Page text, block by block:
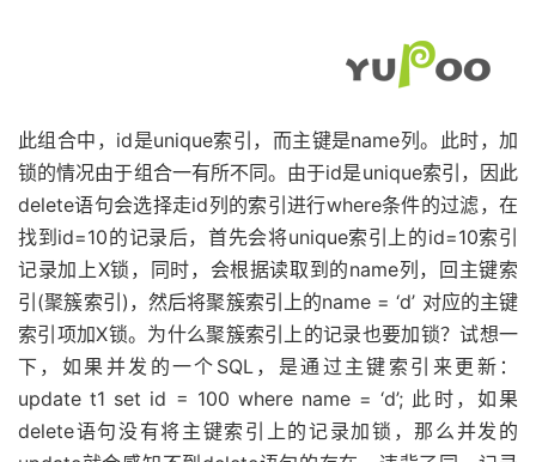
此组合中，id是unique索引，而主键是name列。此时，加
锁的情况由于组合一有所不同。由于id是unique索引，因此
delete语句会选择走id列的索引进行where条件的过滤，在
找到id=10的记录后，首先会将unique索引上的id=10索引
记录加上X锁，同时，会根据读取到的name列，回主键索
引(聚簇索引)，然后将聚簇索引上的name = ‘d’ 对应的主键
索引项加X锁。为什么聚簇索引上的记录也要加锁？试想一
下，如果并发的一个SQL，是通过主键索引来更新：
update t1 set id = 100 where name = ‘d’; 此时，如果
delete语句没有将主键索引上的记录加锁，那么并发的